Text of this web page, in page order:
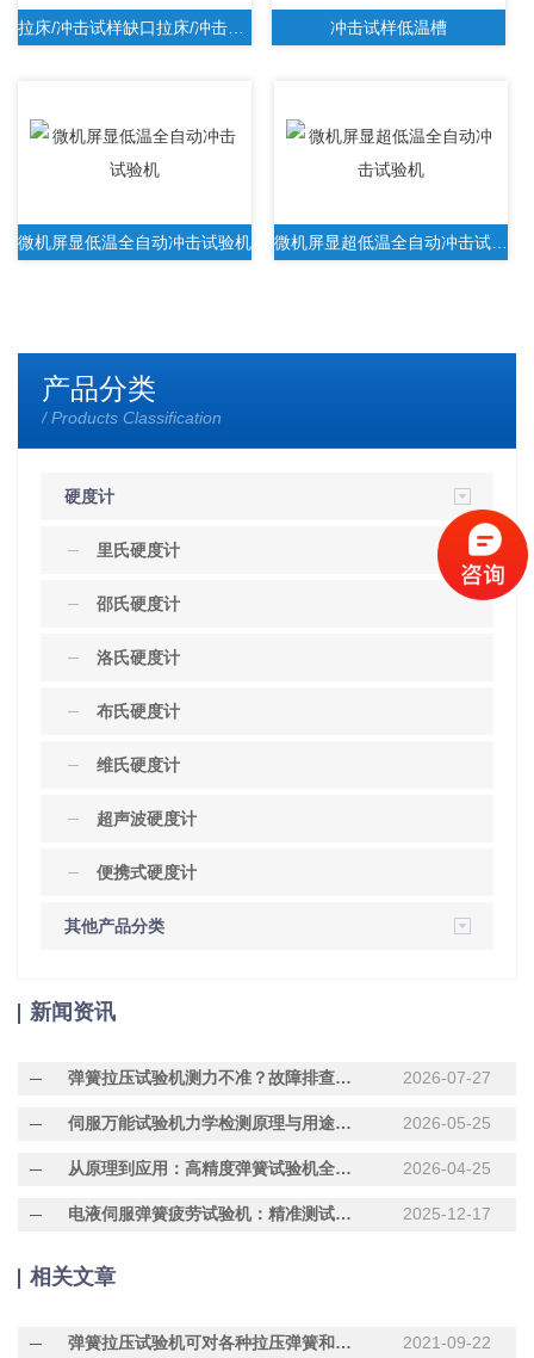
拉床/冲击试样缺口拉床/冲击试样制样机 冲击试样低温槽
微机屏显低温全自动冲击试验机 微机屏显超低温全自动冲击试验机
产品分类
/ Products Classification
硬度计
里氏硬度计
邵氏硬度计
洛氏硬度计
布氏硬度计
维氏硬度计
超声波硬度计
便携式硬度计
其他产品分类
新闻资讯
弹簧拉压试验机测力不准？故障排查与维护技巧 2026-07-27
伺服万能试验机力学检测原理与用途解析 2026-05-25
从原理到应用：高精度弹簧试验机全面解析 2026-04-25
电液伺服弹簧疲劳试验机：精准测试弹簧耐久性的核心设备 2025-12-17
相关文章
弹簧拉压试验机可对各种拉压弹簧和组件进行静态压缩试验 2021-09-22